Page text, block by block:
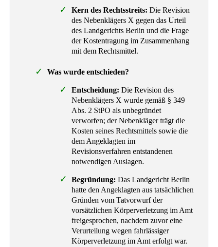
Kern des Rechtsstreits: Die Revision
des Nebenklägers X gegen das Urteil
des Landgerichts Berlin und die Frage
der Kostentragung im Zusammenhang
mit dem Rechtsmittel.
Was wurde entschieden?
Entscheidung: Die Revision des
Nebenklägers X wurde gemäß § 349
Abs. 2 StPO als unbegründet
verworfen; der Nebenkläger trägt die
Kosten seines Rechtsmittels sowie die
dem Angeklagten im
Revisionsverfahren entstandenen
notwendigen Auslagen.
Begründung: Das Landgericht Berlin
hatte den Angeklagten aus tatsächlichen
Gründen vom Tatvorwurf der
vorsätzlichen Körperverletzung im Amt
freigesprochen, nachdem zuvor eine
Verurteilung wegen fahrlässiger
Körperverletzung im Amt erfolgt war.